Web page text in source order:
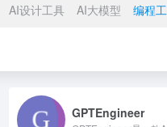
AI设计工具 AI大模型 编程
GPTEngineer